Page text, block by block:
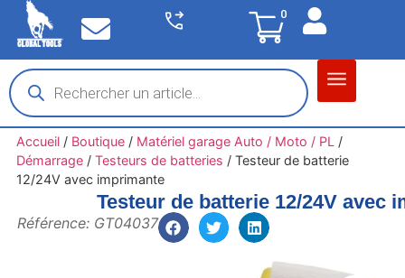
0
Accueil/ Boutique/ Matériel garage Auto / Moto / PL /
Démarrage/ Testeurs de batteries / Testeur de batterie
12/24V avec imprimante
Testeur de batterie 12/24V avec
Référence: GT04037